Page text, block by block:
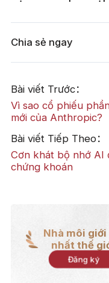
Chia sẻ ngay
Bài viết Trước：
Vì sao cổ phiếu
mới của Anthropic?
Bài viết Tiếp Theo：
Cơn khát bộ nhớ AI
chứng khoán
Nhà môi
nhất thế
Đăng ký